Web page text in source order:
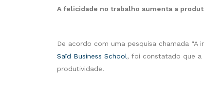
A felicidade no trabalho aumenta a
De acordo com uma pesquisa chamada
Saïd Business School, foi constatado que a
produtividade.